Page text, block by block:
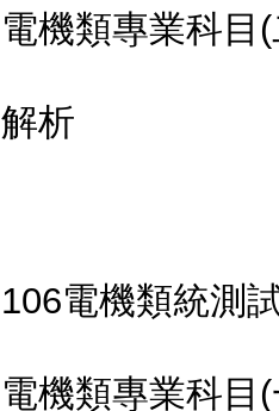
電機類專業科目
解析
106電機類統測
電機類專業科目